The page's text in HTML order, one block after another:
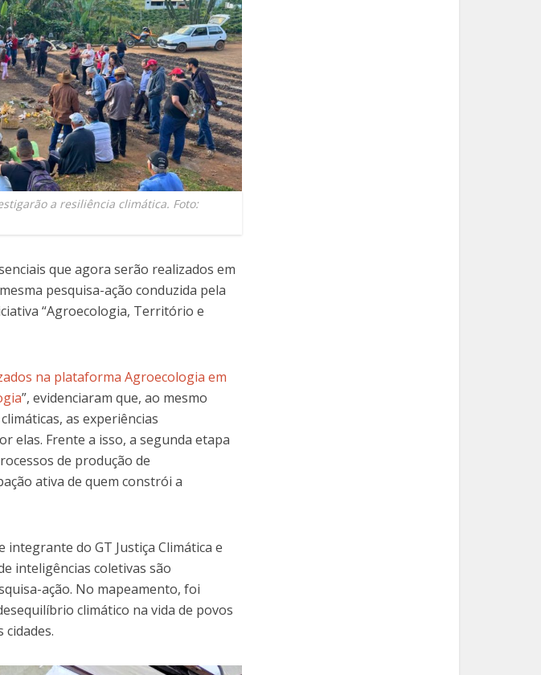
a resiliência climática. Foto:
que agora serão realizados em
pesquisa-ação conduzida pela
“Agroecologia, Território e
na plataforma Agroecologia em
”, evidenciaram que, ao mesmo
as experiências
elas. Frente a isso, a segunda etapa
de produção de
ativa de quem constrói a
integrante do GT Justiça Climática e
inteligências coletivas são
ação. No mapeamento, foi
climático na vida de povos
cidades.